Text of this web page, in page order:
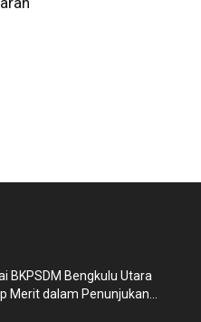
BKPSDM Bengkulu Utara
Merit dalam Penunjukan...